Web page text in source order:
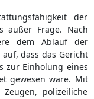
der
außer Frage. Nach
dem Ablauf der
dass das Gericht
zur Einholung eines
gewesen wäre. Mit
polizeiliche